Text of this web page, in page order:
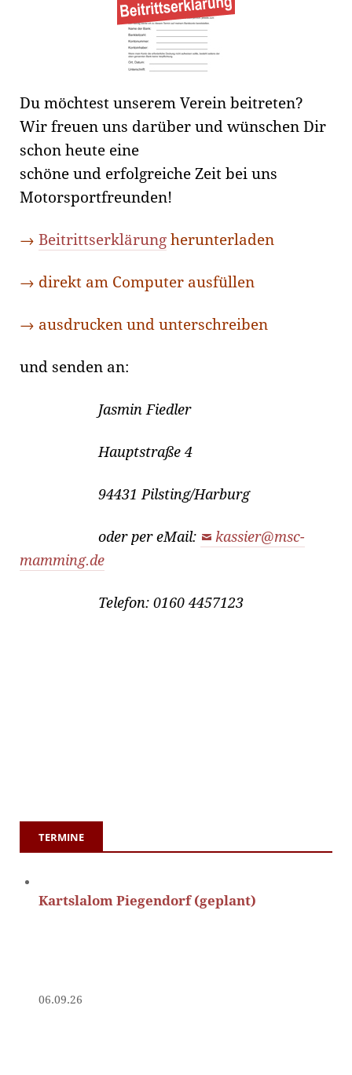
Du möchtest unserem Verein beitreten?
Wir freuen uns darüber und wünschen Dir
schon heute eine
schöne und erfolgreiche Zeit bei uns
Motorsportfreunden!
→ Beitrittserklärung herunterladen
→ direkt am Computer ausfüllen
→ ausdrucken und unterschreiben
und senden an:
Jasmin Fiedler
Hauptstraße 4
94431 Pilsting/Harburg
oder per eMail:
kassier@msc-
mamming.de
Telefon: 0160 4457123
TERMINE
Kartslalom Piegendorf (geplant)
06.09.26